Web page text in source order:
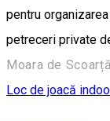
pentru
petreceri private
Moara de
Loc de joacă